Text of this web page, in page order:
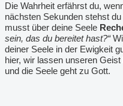
Die Wahrheit erfährst du,
nächsten Sekunden stehst
musst über deine Seele
sein, das du bereitet hast?“
deiner Seele in der Ewigkeit
hier, wir lassen unseren
und die Seele geht zu Gott.